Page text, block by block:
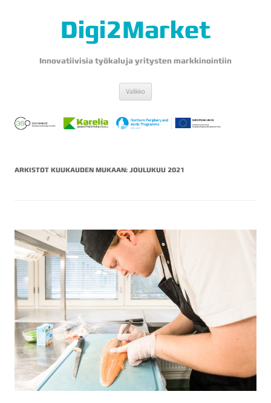
Digi2Market
Innovatiivisia työkaluja yritysten markkinointiin
Valikko
ARKISTOT KUUKAUDEN MUKAAN: JOULUKUU 2021